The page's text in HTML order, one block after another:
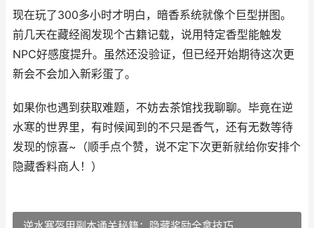
现在玩了300多小时才明白，暗香系统就像个巨型拼图。
前几天在藏经阁发现个古籍记载，说用特定香型能触发
NPC好感度提升。虽然还没验证，但已经开始期待这次更
新会不会加入新彩蛋了。
如果你也遇到获取难题，不妨去茶馆找我聊聊。毕竟在逆
水寒的世界里，有时候闻到的不只是香气，还有无数等待
发现的惊喜~（顺手点个赞，说不定下次更新就给你安排个
隐藏香料商人！）